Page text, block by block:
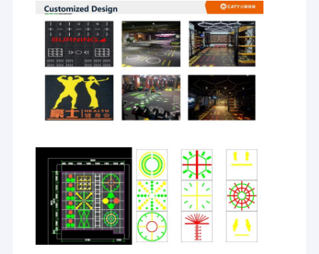
Guangzhou 2010;
Jogos
Universíadas de
2011, Ferrovia de
Alta Velocidade de
Taiwan, Jockey
Club de Macau,
Base Nacional de
Treinamento
Aquático, etc.
Nossos produtos
comprovadamente
qualificados e
certificados pela
WA, SGS, FIFA, ISO,
CE, GRS, etc. Com
essa qualidade
excelente e
Projetos